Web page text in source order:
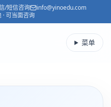
/短信咨询
info@yinoedu.com
· 可当面咨询
菜单